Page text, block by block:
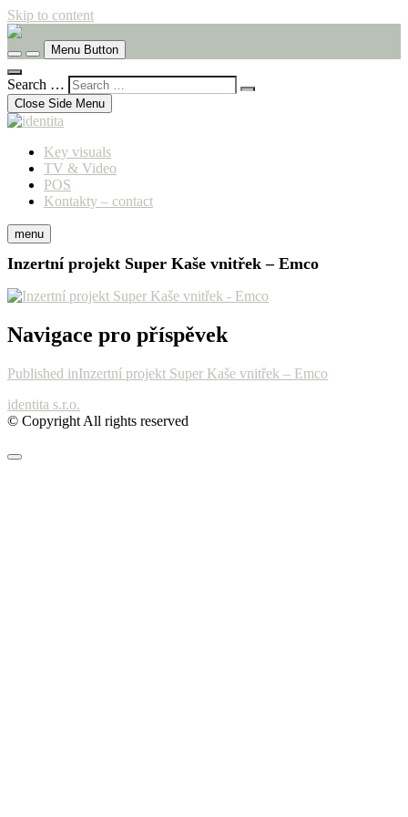
Skip to content
identita
komunikační agentura
Menu Button
Search …
Close Side Menu
Key visuals
TV & Video
POS
Kontakty – contact
menu
Inzertní projekt Super Kaše vnitřek – Emco
Navigace pro příspěvek
Published inInzertní projekt Super Kaše vnitřek – Emco
identita s.r.o.
© Copyright All rights reserved